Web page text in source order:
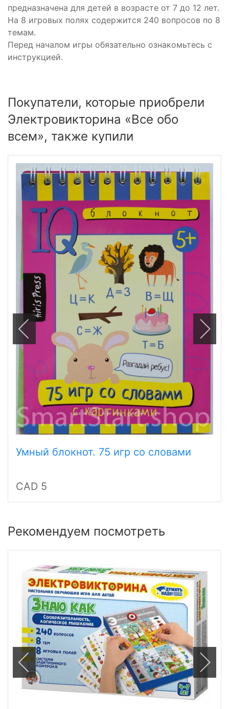
предназначена для детей в возрасте от 7 до 12 лет.
На 8 игровых полях содержится 240 вопросов по 8
темам.
Перед началом игры обязательно ознакомьтесь с
инструкцией.
Покупатели, которые приобрели
Электровикторина «Все обо
всем», также купили
Умный блокнот. 75 игр со словами
CAD 5
Рекомендуем посмотреть